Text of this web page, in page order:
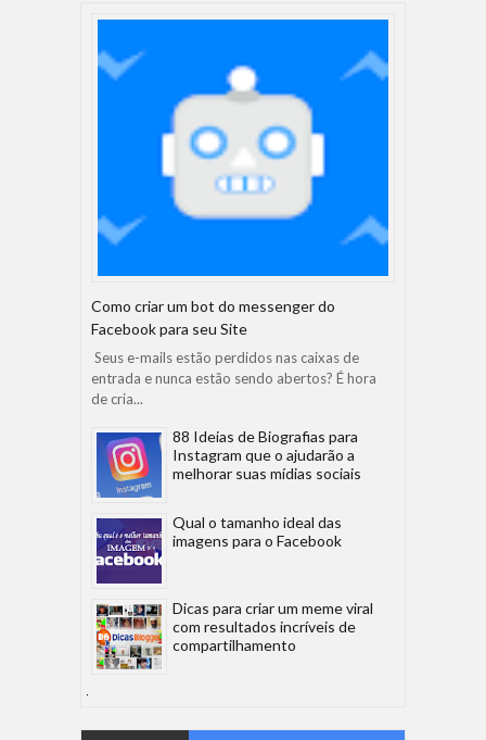
Como criar um bot do messenger do
Facebook para seu Site
Seus e-mails estão perdidos nas caixas de
entrada e nunca estão sendo abertos? É hora
de cria...
88 Ideias de Biografias para
Instagram que o ajudarão a
melhorar suas mídias sociais
Qual o tamanho ideal das
imagens para o Facebook
Dicas para criar um meme viral
com resultados incríveis de
compartilhamento